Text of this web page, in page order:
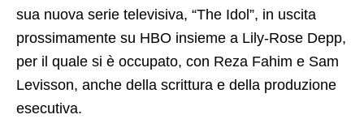
sua nuova serie televisiva, “The Idol”, in uscita
prossimamente su HBO insieme a Lily-Rose Depp,
per il quale si è occupato, con Reza Fahim e Sam
Levisson, anche della scrittura e della produzione
esecutiva.